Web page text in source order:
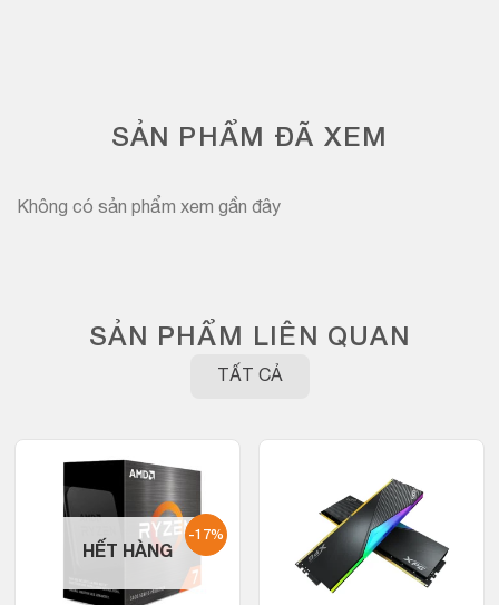
SẢN PHẨM ĐÃ XEM
Không có sản phẩm xem gần đây
SẢN PHẨM LIÊN QUAN
TẤT CẢ
-17%
HẾT HÀNG